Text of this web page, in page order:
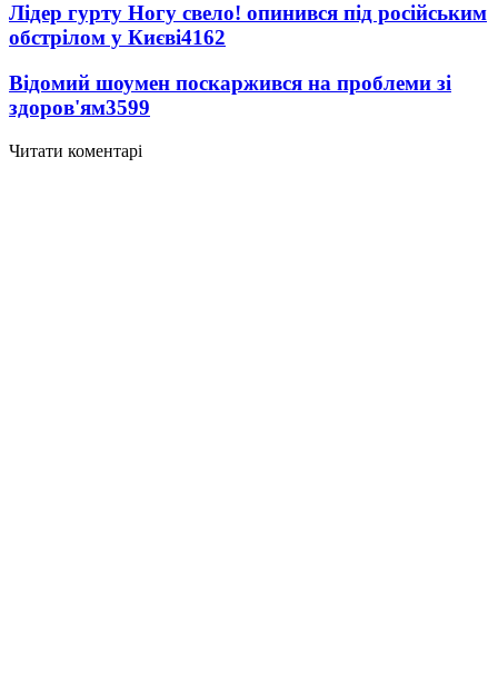
Лідер гурту Ногу свело! опинився під російським
обстрілом у Києві4162
Відомий шоумен поскаржився на проблеми зі
здоров'ям3599
Читати коментарі